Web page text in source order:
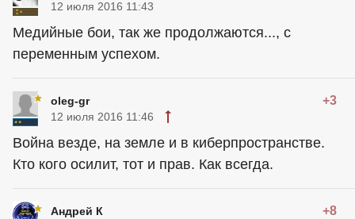
12 июля 2016 11:43
Медийные бои, так же продолжаются..., с
переменным успехом.
oleg-gr +3
12 июля 2016 11:46
Война везде, на земле и в киберпространстве.
Кто кого осилит, тот и прав. Как всегда.
Андрей К +8